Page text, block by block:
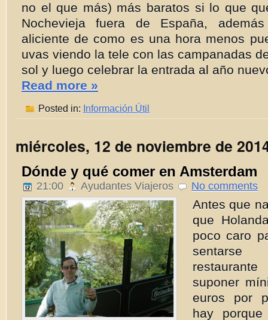
no el que más) más baratos si lo que
Nochevieja fuera de España,
aliciente de como es una hora menos
uvas viendo la tele con las campanadas
sol y luego celebrar la entrada al año
Read more »
Posted in: Información Útil
miércoles, 12 de noviembre de
Dónde y qué comer en Amsterdam
21:00 Ayudantes Viajeros No comments
Antes que
que
poco caro
sentarse
suponer
euros por
hay porque